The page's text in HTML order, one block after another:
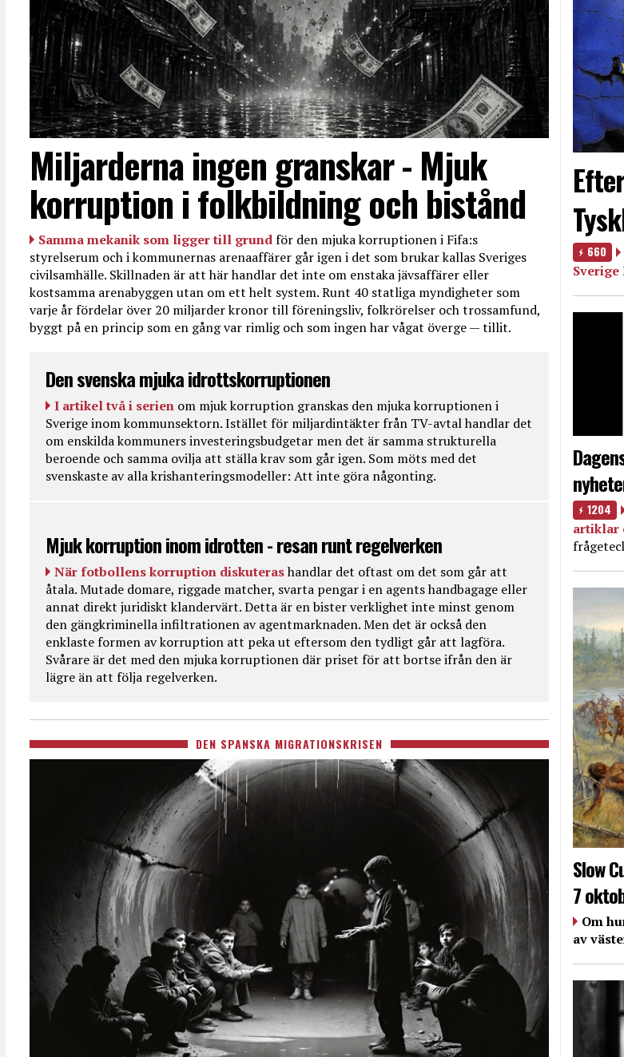
Miljarderna ingen granskar - Mjuk
korruption i folkbildning och bistånd
Samma mekanik som ligger till grundför den mjuka korruptionen i Fifa:s
styrelserum och i kommunernas arenaaffärer går igen i det som brukar kallas Sveriges
civilsamhälle. Skillnaden är att här handlar det inte om enstaka jävsaffärer eller
kostsamma arenabyggen utan om ett helt system. Runt 40 statliga myndigheter som
varje år fördelar över 20 miljarder kronor till föreningsliv, folkrörelser och trossamfund,
byggt på en princip som en gång var rimlig och som ingen har vågat överge — tillit.
Den svenska mjuka idrottskorruptionen
I artikel två i serien om mjuk korruption granskas den mjuka korruptionen i
Sverige inom kommunsektorn. Istället för miljardintäkter från TV-avtal handlar det
om enskilda kommuners investeringsbudgetar men det är samma strukturella
beroende och samma ovilja att ställa krav som går igen. Som möts med det
svenskaste av alla krishanteringsmodeller: Att inte göra någonting.
Mjuk korruption inom idrotten - resan runt regelverken
När fotbollens korruption diskuterashandlar det oftast om det som går att
åtala. Mutade domare, riggade matcher, svarta pengar i en agents handbagage eller
annat direkt juridiskt klandervärt. Detta är en bister verklighet inte minst genom
den gängkriminella infiltrationen av agentmarknaden. Men det är också den
enklaste formen av korruption att peka ut eftersom den tydligt går att lagföra.
Svårare är det med den mjuka korruptionen där priset för att bortse ifrån den är
lägre än att följa regelverken.
DEN SPANSKA MIGRATIONSKRISEN
660
Sverige
1204
artiklar
Slow
7
Om
av